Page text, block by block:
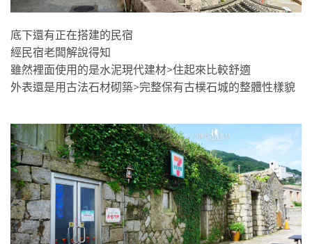
底下還有正在搭建的民宿
經民宿老闆解說得知
雖然裡面使用的是水泥現代建材>住起來比較舒適
外表還是用古法石材砌築>完整保有古樸石城的整體性樣貌